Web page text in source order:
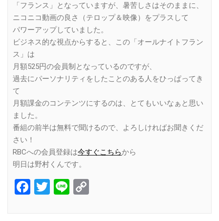
「フランス」となっていますが、暑苦しさはそのままに、
ニコニコ動画の良さ（テロップ＆映像）をプラスして
パワーアップしていました。
ビジネス的な視点からすると、この「オールナイトフラン
ス」は
月額525円の会員制となっているのですが、
過去にパーソナリティをしたことのある人をひっぱってき
て
月額課金のコンテンツにするのは、とてもいいなぁと思い
ました。
番組の前半は無料で聞けるので、よろしければお聞きくだ
さい！
RBCへの会員登録は今すぐこちらから
明日は野村くんです。
Facebook
Twitter
Line